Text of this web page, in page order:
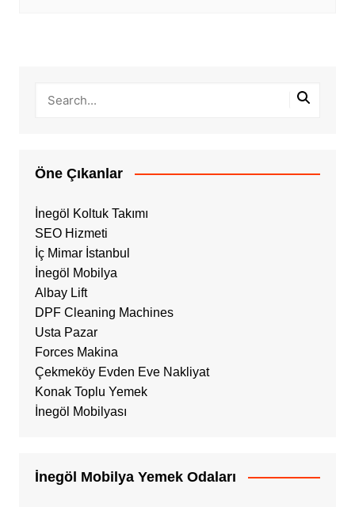
Öne Çıkanlar
İnegöl Koltuk Takımı
SEO Hizmeti
İç Mimar İstanbul
İnegöl Mobilya
Albay Lift
DPF Cleaning Machines
Usta Pazar
Forces Makina
Çekmeköy Evden Eve Nakliyat
Konak Toplu Yemek
İnegöl Mobilyası
İnegöl Mobilya Yemek Odaları